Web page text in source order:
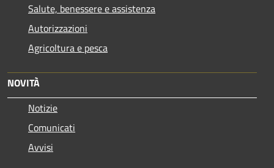
Salute, benessere e assistenza
Autorizzazioni
Agricoltura e pesca
NOVITÀ
Notizie
Comunicati
Avvisi